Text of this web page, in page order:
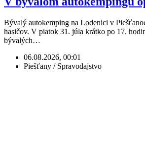
Bývalý autokemping na Lodenici v
hasičov. V piatok 31. júla krátko po 17.
bývalých…
06.08.2026, 00:01
Piešťany / Spravodajstvo